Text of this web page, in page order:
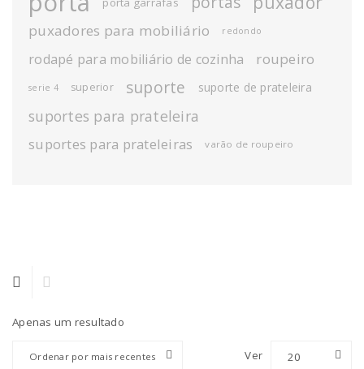
puxadores para mobiliário redondo
rodapé para mobiliário de cozinha roupeiro
serie 4 superior suporte suporte de prateleira
suportes para prateleira
suportes para prateleiras varão de roupeiro
Apenas um resultado
Ordenar por mais recentes Ver 20